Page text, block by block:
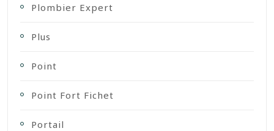
Plombier Expert
Plus
Point
Point Fort Fichet
Portail